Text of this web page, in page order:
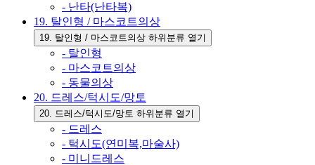
- 난타(난타복)
19. 탈인형 / 마스코트의상
19. 탈인형 / 마스코트의상 하위분류 열기
- 탈인형
- 마스코트의상
- 동물의상
20. 드레스/턱시도/망토
20. 드레스/턱시도/망토 하위분류 열기
- 드레스
- 턱시도(연미복,마술사)
- 미니드레스